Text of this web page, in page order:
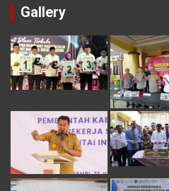
Gallery